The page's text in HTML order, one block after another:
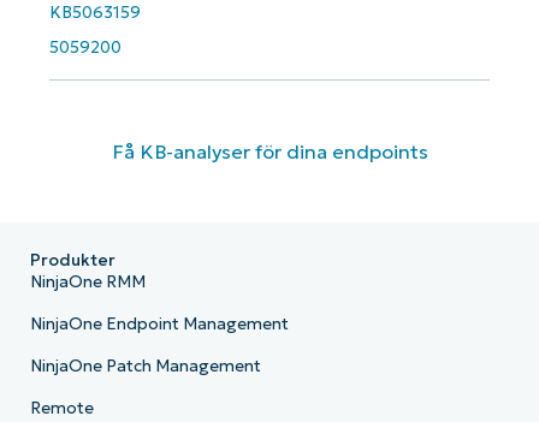
KB5063159
5059200
Få KB-analyser för dina endpoints
Produkter
NinjaOne RMM
NinjaOne Endpoint Management
NinjaOne Patch Management
Remote